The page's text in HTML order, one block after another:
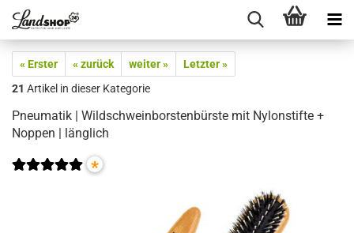
« Erster « zurück weiter »
Letzter »
21 Artikel in dieser Kategorie
Pneumatik | Wildschweinborstenbürste mit Nylonstifte +
Noppen | länglich
*